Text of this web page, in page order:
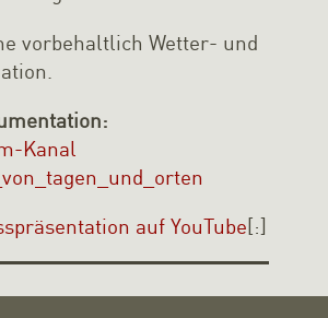
vorbehaltlich Wetter- und
Kanal
auf YouTube[:]